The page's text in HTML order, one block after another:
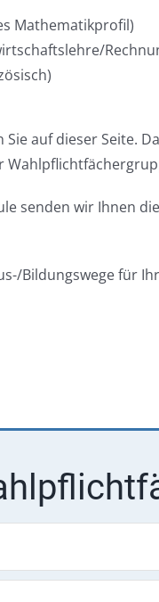
Mathematikprofil)
auf dieser Seite.
senden wir Ihnen
Bildungswege für